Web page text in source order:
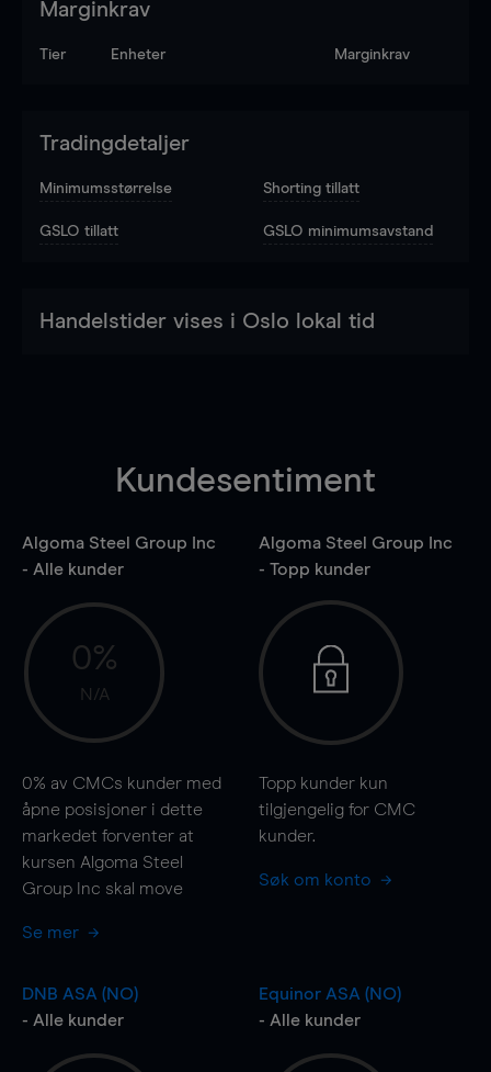
Marginkrav
Tier Enheter Marginkrav
Tradingdetaljer
Minimumsstørrelse Shorting tillatt
GSLO tillatt GSLO minimumsavstand
Handelstider vises i Oslo lokal tid
Kundesentiment
Algoma Steel Group Inc
- Alle kunder
0%
N/A
0% av CMCs kunder med
åpne posisjoner i dette
markedet forventer at
kursen Algoma Steel
Group Inc skal move
Se mer
Algoma Steel Group Inc
- Topp kunder
Topp kunder kun
tilgjengelig for CMC
kunder.
Søk om konto
DNB ASA (NO)
- Alle kunder
Equinor ASA (NO)
- Alle kunder